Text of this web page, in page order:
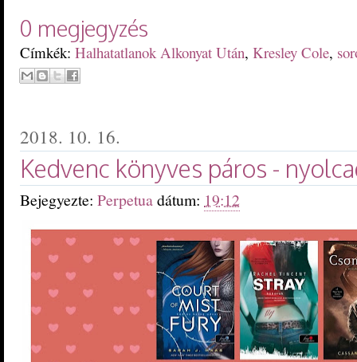
0 megjegyzés
Címkék: Halhatatlanok Alkonyat Után, Kresley Cole,
2018. 10. 16.
Kedvenc könyves páros -
Bejegyezte: Perpetuadátum: 19:12